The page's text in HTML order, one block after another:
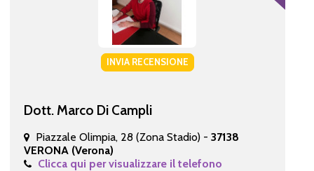
INVIA RECENSIONE
Dott. Marco Di Campli
Piazzale Olimpia, 28 (Zona Stadio) - 37138
VERONA (Verona)
Clicca qui per visualizzare il telefono